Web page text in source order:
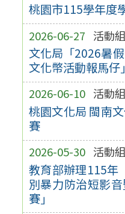
桃園市115學年度
2026-06-27 活動組
文化局「2026暑
文化幣活動報馬仔」
2026-06-10 活動組
桃園文化局 閩南
賽
2026-05-30 活動組
教育部辦理115年
別暴力防治短影
賽」